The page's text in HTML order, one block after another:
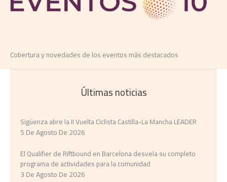
Cobertura y novedades de los eventos más destacados
Últimas noticias
Sigüenza abre la II Vuelta Ciclista Castilla-La Mancha LEADER
5 De Agosto De 2026
El Qualifier de Riftbound en Barcelona desvela su completo
programa de actividades para la comunidad
3 De Agosto De 2026